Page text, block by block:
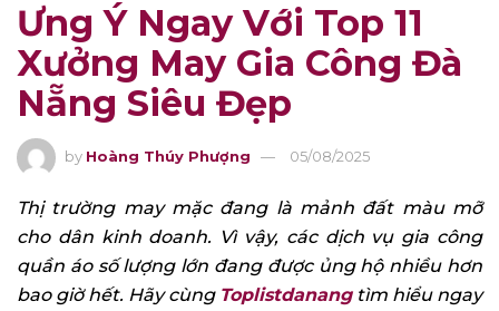
Ưng Ý Ngay Với Top 11
Xưởng May Gia Công Đà
Nẵng Siêu Đẹp
by Hoàng Thúy Phượng 05/08/2025
Thị trường may mặc đang là mảnh đất màu mỡ
cho dân kinh doanh. Vì vậy, các dịch vụ gia công
quần áo số lượng lớn đang được ủng hộ nhiều hơn
bao giờ hết. Hãy cùng Toplistdanangtìm hiểu ngay